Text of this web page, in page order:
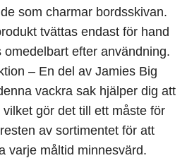
som charmar bordsskivan.
tvättas endast för hand
omedelbart efter användning.
– En del av Jamies Big
vackra sak hjälper dig att
gör det till ett måste för
av sortimentet för att
varje måltid minnesvärd.